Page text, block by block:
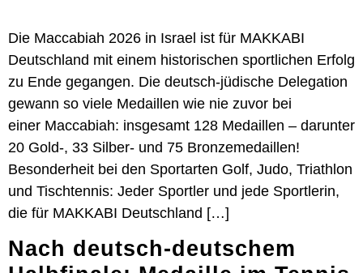
Die Maccabiah 2026 in Israel ist für MAKKABI
Deutschland mit einem historischen sportlichen Erfolg
zu Ende gegangen. Die deutsch-jüdische Delegation
gewann so viele Medaillen wie nie zuvor bei
einer Maccabiah: insgesamt 128 Medaillen – darunter
20 Gold-, 33 Silber- und 75 Bronzemedaillen!
Besonderheit bei den Sportarten Golf, Judo, Triathlon
und Tischtennis: Jeder Sportler und jede Sportlerin,
die für MAKKABI Deutschland […]
Nach deutsch-deutschem